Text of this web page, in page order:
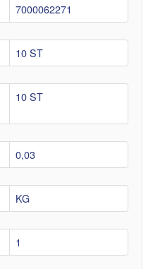
7000062271
10 ST
10 ST
0,03
KG
1